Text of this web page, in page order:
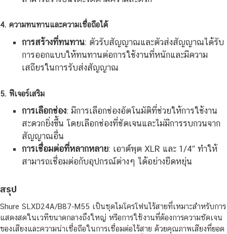
4. ความทนทานและความเชื่อถือได้
การสร้างที่ทนทาน: ตัวรับสัญญาณและตัวส่งสัญญาณได้รับ
การออกแบบให้ทนทานต่อการใช้งานที่หนักและมีความ
เสถียรในการรับส่งสัญญาณ
5. ฟีเจอร์เสริม
การเลือกช่อง: มีการเลือกช่องอัตโนมัติที่ช่วยให้การใช้งาน
สะดวกยิ่งขึ้น โดยเลือกช่องที่ชัดเจนและไม่มีการรบกวนจาก
สัญญาณอื่น
การเชื่อมต่อที่หลากหลาย: เอาต์พุต XLR และ 1/4″ ทำให้
สามารถเชื่อมต่อกับอุปกรณ์ต่างๆ ได้อย่างยืดหยุ่น
สรุป
Shure SLXD24A/B87-M55 เป็นชุดไมโครโฟนไร้สายที่เหมาะสำหรับการ
แสดงสดในเวทีขนาดกลางถึงใหญ่ หรือการใช้งานที่ต้องการความชัดเจน
ของเสียงและความน่าเชื่อถือในการเชื่อมต่อไร้สาย ด้วยคุณภาพเสียงที่ยอด